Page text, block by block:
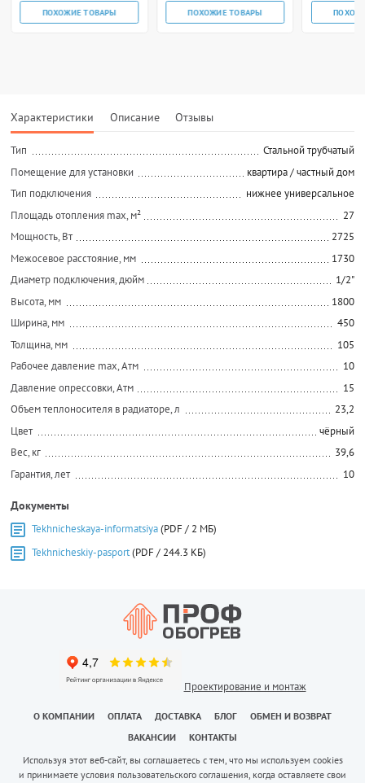
technoline
ПОХОЖИЕ ТОВАРЫ ПОХОЖИЕ ТОВАРЫ
Характеристики Описание Отзывы
Тип
Стальной трубчатый
Помещение для установки
квартира / частный дом
Тип подключения
нижнее универсальное
Площадь отопления max, м²
27
Мощность, Вт
2725
Межосевое расстояние, мм
1730
Диаметр подключения, дюйм
1/2"
Высота, мм
1800
Ширина, мм
450
Толщина, мм
105
Рабочее давление max, Атм
10
Давление опрессовки, Атм
15
Объем теплоносителя в радиаторе, л
23,2
Цвет
чёрный
Вес, кг
39,6
Гарантия, лет
10
Документы
Tekhnicheskaya-informatsiya(PDF / 2 МБ)
Tekhnicheskiy-pasport(PDF / 244.3 КБ)
Проектирование и монтаж
О КОМПАНИИ ОПЛАТА ДОСТАВКА БЛОГ
ОБМЕН И ВОЗВРАТ
ВАКАНСИИ
КОНТАКТЫ
Используя этот веб-сайт, вы соглашаетесь с тем, что мы используем cookies
и принимаете условия пользовательского соглашения, когда оставляете свои